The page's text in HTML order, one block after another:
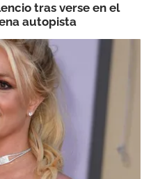
tras verse en el
autopista